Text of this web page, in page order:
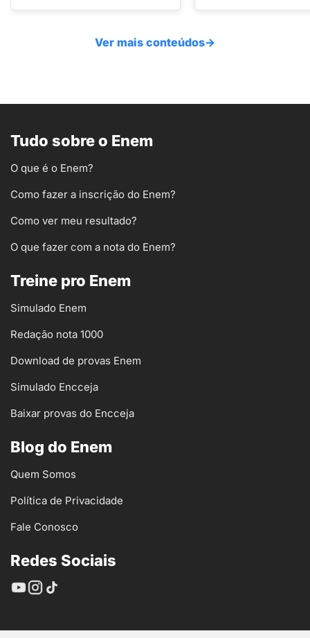
Ver mais conteúdos→
Tudo sobre o Enem
O que é o Enem?
Como fazer a inscrição do Enem?
Como ver meu resultado?
O que fazer com a nota do Enem?
Treine pro Enem
Simulado Enem
Redação nota 1000
Download de provas Enem
Simulado Encceja
Baixar provas do Encceja
Blog do Enem
Quem Somos
Política de Privacidade
Fale Conosco
Redes Sociais